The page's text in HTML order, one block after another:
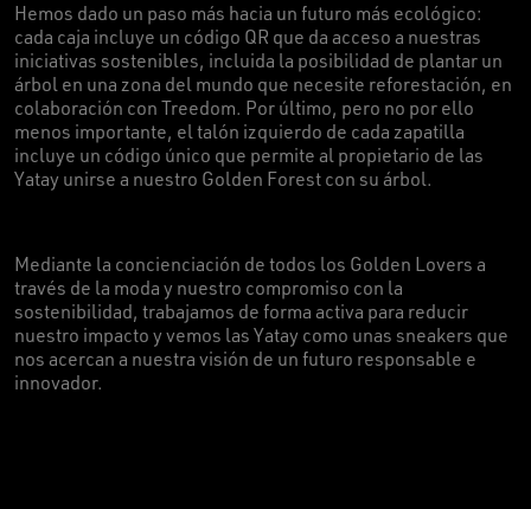
Hemos dado un paso más hacia un futuro más ecológico:
cada caja incluye un código QR que da acceso a nuestras
iniciativas sostenibles, incluida la posibilidad de plantar un
árbol en una zona del mundo que necesite reforestación, en
colaboración con Treedom. Por último, pero no por ello
menos importante, el talón izquierdo de cada zapatilla
incluye un código único que permite al propietario de las
Yatay unirse a nuestro Golden Forest con su árbol.
Mediante la concienciación de todos los Golden Lovers a
través de la moda y nuestro compromiso con la
sostenibilidad, trabajamos de forma activa para reducir
nuestro impacto y vemos las Yatay como unas sneakers que
nos acercan a nuestra visión de un futuro responsable e
innovador.